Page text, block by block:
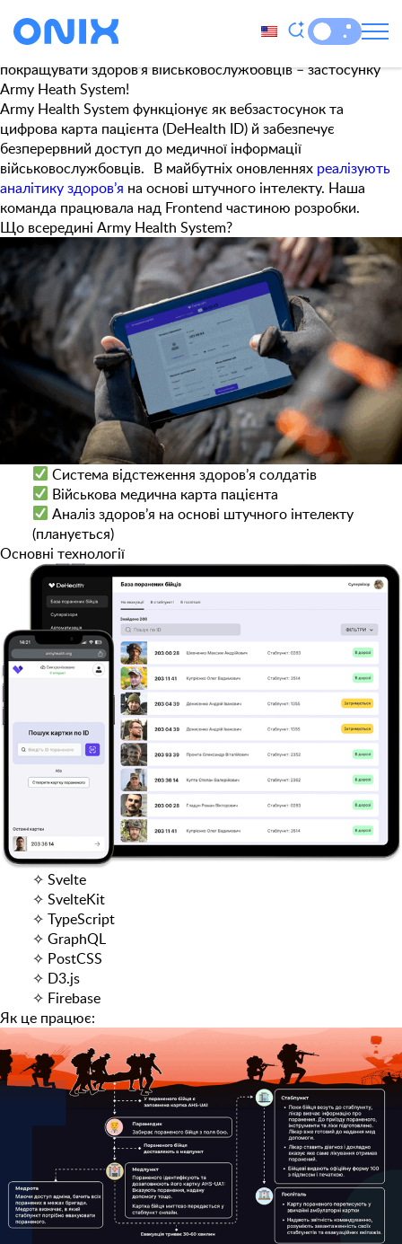
Onix Team долучилася до розробки цифрової військово-
медичної системи, яка допомагає рятувати життя та
покращувати здоров’я військовослужбовців – застосунку
Army Heath System!
Army Health System функціонує як вебзастосунок та
цифрова карта пацієнта (DeHealth ID) й забезпечує
безперервний доступ до медичної інформації
військовослужбовців. В майбутніх оновленнях реалізують
аналітику здоров’я на основі штучного інтелекту. Наша
команда працювала над Frontend частиною розробки.
Що всередині Army Health System?
Система відстеження здоров’я солдатів
Військова медична карта пацієнта
Аналіз здоров’я на основі штучного інтелекту
(планується)
Основні технології
✧ Svelte
✧ SvelteKit
✧ TypeScript
✧ GraphQL
✧ PostCSS
✧ D3.js
✧ Firebase
Як це працює: